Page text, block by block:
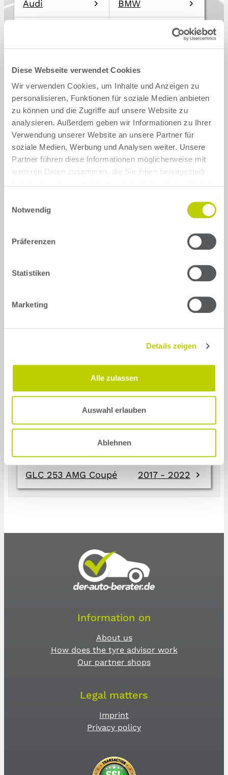
Diese Webseite verwendet Cookies
Wir verwenden Cookies, um Inhalte und Anzeigen zu
personalisieren, Funktionen für soziale Medien anbieten
zu können und die Zugriffe auf unsere Website zu
analysieren. Außerdem geben wir Informationen zu Ihrer
Verwendung unserer Website an unsere Partner für
soziale Medien, Werbung und Analysen weiter. Unsere
Partner führen diese Informationen möglicherweise mit
weiteren Daten zusammen, die Sie ihnen bereitgestellt
Notwendig
Präferenzen
Statistiken
Marketing
Details zeigen
Alle zulassen
Auswahl erlauben
Ablehnen
Audi BMW
Mercedes Opel
Skoda Tesla
Toyota VW
Show all brands
Back
Mercedes
Select your model generation for
GLC 253 Coupé 2019 - today
GLC 253 AMG Coupé 2017 - 2022
Information on
About us
How does the tyre advisor work
Our partner shops
Legal matters
Imprint
Privacy policy